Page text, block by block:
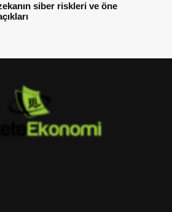
siber riskleri ve öne